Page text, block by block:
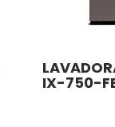
IX-750-